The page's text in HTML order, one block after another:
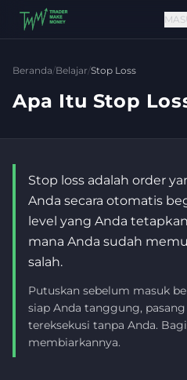
Hubungi kami
Beranda/Belajar/Stop Loss
Apa Itu Stop
Stop loss adalah order
Anda secara otomatis
level yang Anda
mana Anda sudah
salah.
Putuskan sebelum masuk
siap Anda tanggung,
tereksekusi tanpa Anda.
membiarkannya.